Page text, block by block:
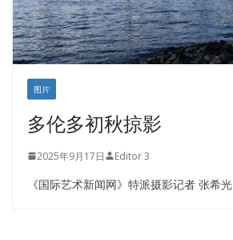
图片
多伦多初秋掠影
2025年9月17日 Editor 3
《国际艺术新闻网》特派摄影记者 张希光